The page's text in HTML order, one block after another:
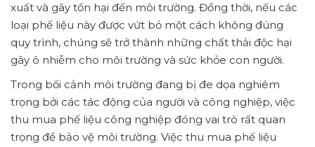
xuất và gây tổn hại đến môi trường. Đồng thời, nếu các
loại phế liệu này được vứt bỏ một cách không đúng
quy trình, chúng sẽ trở thành những chất thải độc hại
gây ô nhiễm cho môi trường và sức khỏe con người.
Trong bối cảnh môi trường đang bị đe dọa nghiêm
trọng bởi các tác động của người và công nghiệp, việc
thu mua phế liệu công nghiệp đóng vai trò rất quan
trọng để bảo vệ môi trường. Việc thu mua phế liệu